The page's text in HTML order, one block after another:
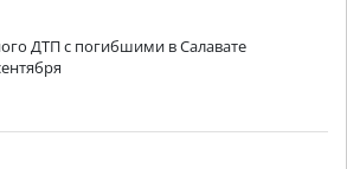
ДТП с погибшими в Салавате